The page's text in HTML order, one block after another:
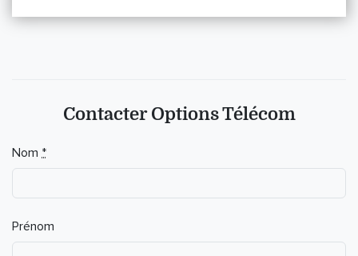
Contacter Options Télécom
If you
are a
this
field
Nom *
Prénom